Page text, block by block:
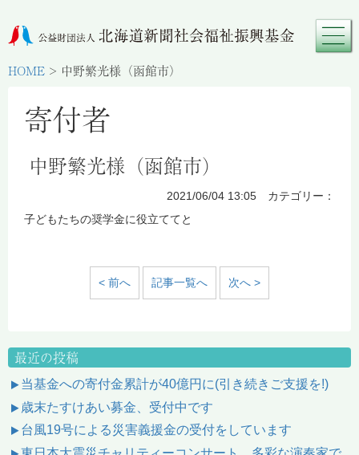
HOME > 中野繁光様（函館市）
寄付者
中野繁光様（函館市）
2021/06/04 13:05 カテゴリー：
子どもたちの奨学金に役立ててと
< 前へ 記事一覧へ 次へ >
最近の投稿
当基金への寄付金累計が40億円に(引き続きご支援を!)
歳末たすけあい募金、受付中です
台風19号による災害義援金の受付をしています